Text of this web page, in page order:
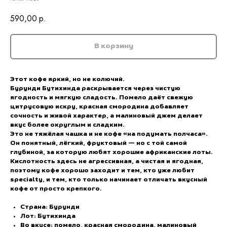
590,00 р.
В корзину
Этот кофе яркий, но не колючий.
Бурунди Бутихинда раскрывается через чистую
ягодность и мягкую сладость. Помело даёт свежую
цитрусовую искру, красная смородина добавляет
сочность и живой характер, а малиновый джем делает
вкус более округлым и сладким.
Это не тяжёлая чашка и не кофе «на подумать полчаса».
Он понятный, лёгкий, фруктовый — но с той самой
глубиной, за которую любят хорошие африканские лоты.
Кислотность здесь не агрессивная, а чистая и ягодная,
поэтому кофе хорошо заходит и тем, кто уже любит
specialty, и тем, кто только начинает отличать вкусный
кофе от просто крепкого.
Страна: Бурунди
Лот: Бутихинда
Во вкусе: помело, красная смородина, малиновый